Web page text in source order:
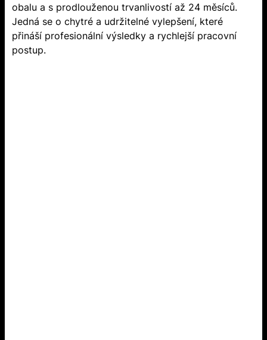
obalu a s prodlouženou trvanlivostí až 24 měsíců.
Jedná se o chytré a udržitelné vylepšení, které
přináší profesionální výsledky a rychlejší pracovní
postup.